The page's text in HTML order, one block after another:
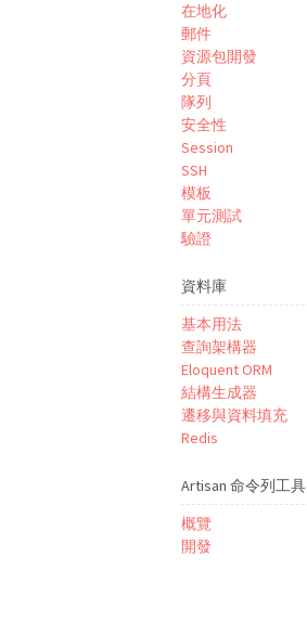
在地化
郵件
資源包開發
分頁
隊列
安全性
Session
SSH
模板
單元測試
驗證
資料庫
基本用法
查詢架構器
Eloquent ORM
結構生成器
遷移與資料填充
Redis
Artisan 命令列工具
概覽
開發